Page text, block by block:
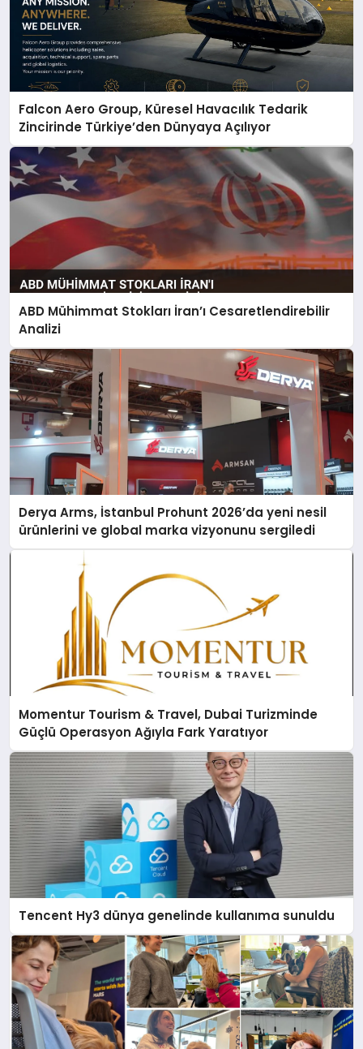
Falcon Aero Group, Küresel Havacılık Tedarik
Zincirinde Türkiye’den Dünyaya Açılıyor
ABD Mühimmat Stokları İran’ı Cesaretlendirebilir
Analizi
Derya Arms, İstanbul Prohunt 2026’da yeni nesil
ürünlerini ve global marka vizyonunu sergiledi
Momentur Tourism & Travel, Dubai Turizminde
Güçlü Operasyon Ağıyla Fark Yaratıyor
Tencent Hy3 dünya genelinde kullanıma sunuldu